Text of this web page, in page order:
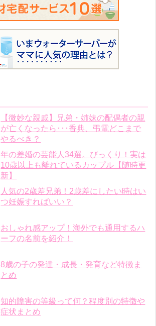
【微妙な親戚】兄弟・姉妹の配偶者の親
が亡くなったら･･･香典、弔電どこまで
やるべき？
年の差婚の芸能人34選。びっくり！実は
10歳以上も離れているカップル【随時更
新】
人気の2歳差兄弟！2歳差にしたい時はい
つ妊娠すればいい？
おしゃれ感アップ！海外でも通用するハ
ーフの名前を紹介！
8歳の子の発達・成長・発育など特徴ま
とめ
知的障害の等級って何？程度別の特徴や
症状まとめ